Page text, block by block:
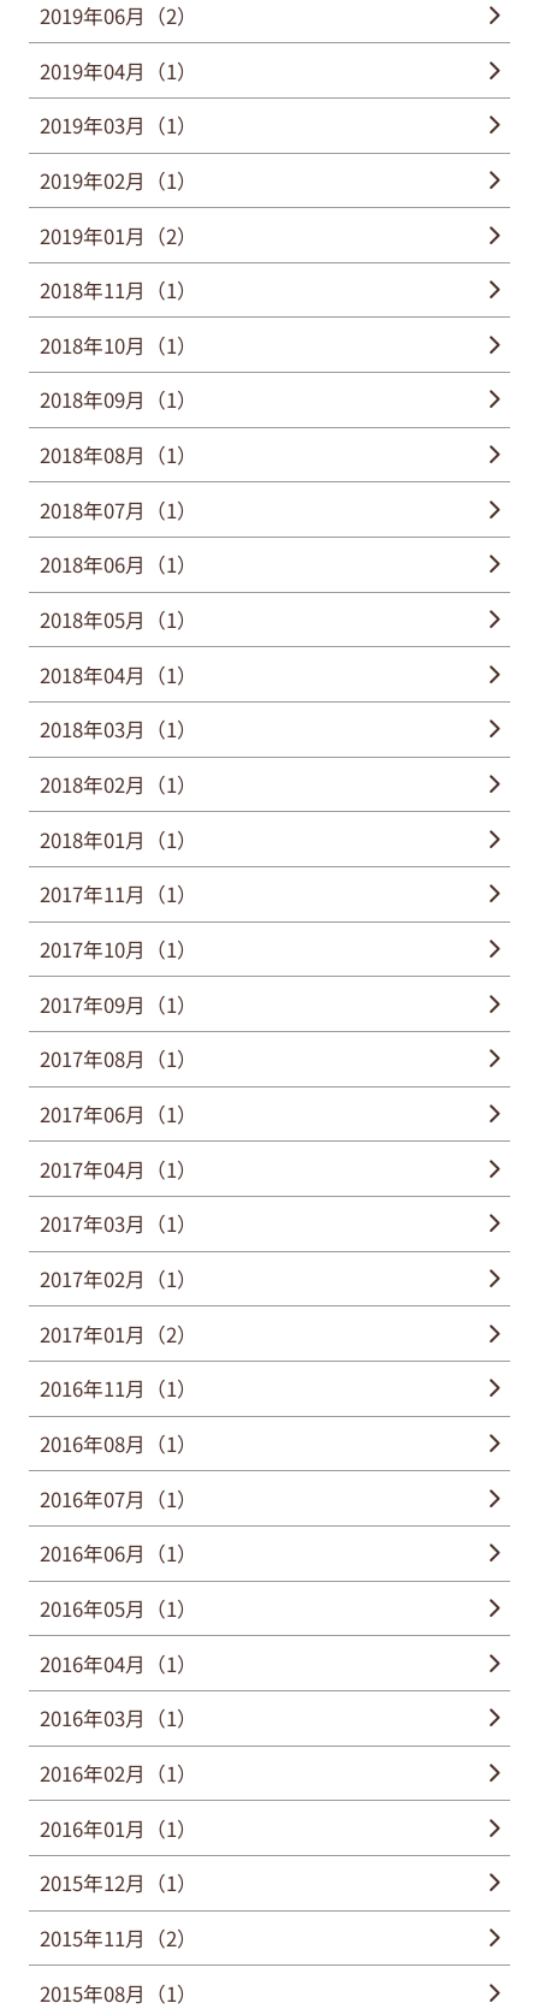
2019年06月（2）
2019年04月（1）
2019年03月（1）
2019年02月（1）
2019年01月（2）
2018年11月（1）
2018年10月（1）
2018年09月（1）
2018年08月（1）
2018年07月（1）
2018年06月（1）
2018年05月（1）
2018年04月（1）
2018年03月（1）
2018年02月（1）
2018年01月（1）
2017年11月（1）
2017年10月（1）
2017年09月（1）
2017年08月（1）
2017年06月（1）
2017年04月（1）
2017年03月（1）
2017年02月（1）
2017年01月（2）
2016年11月（1）
2016年08月（1）
2016年07月（1）
2016年06月（1）
2016年05月（1）
2016年04月（1）
2016年03月（1）
2016年02月（1）
2016年01月（1）
2015年12月（1）
2015年11月（2）
2015年08月（1）